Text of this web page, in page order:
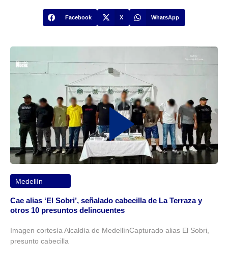
Facebook X WhatsApp
Medellín
Cae alias ‘El Sobri’, señalado cabecilla de La Terraza y
otros 10 presuntos delincuentes
Imagen cortesía Alcaldía de MedellínCapturado alias El Sobri,
presunto cabecilla